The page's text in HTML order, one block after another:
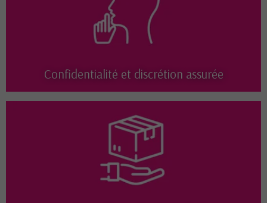
Confidentialité et discrétion assurée